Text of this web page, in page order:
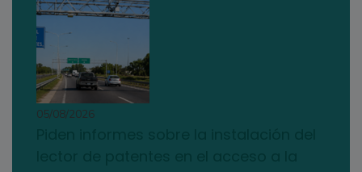
05/08/2026